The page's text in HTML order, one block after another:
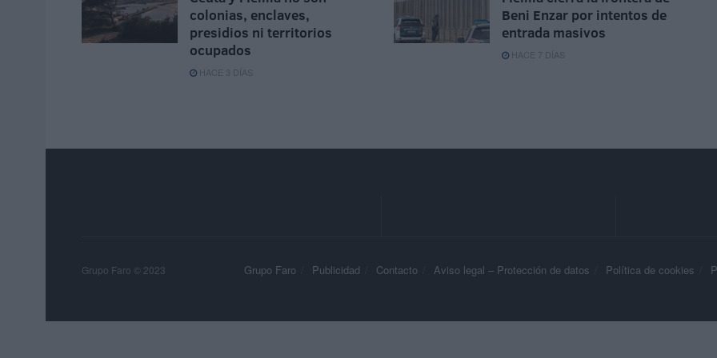
colonias, enclaves,
presidios ni territorios
ocupados
HACE 3 DÍAS
Beni Enzar por intentos de
entrada masivos
HACE 7 DÍAS
Grupo Faro Publicidad Contacto Aviso legal – Protección de datos Política de cookies
Grupo Faro © 2023